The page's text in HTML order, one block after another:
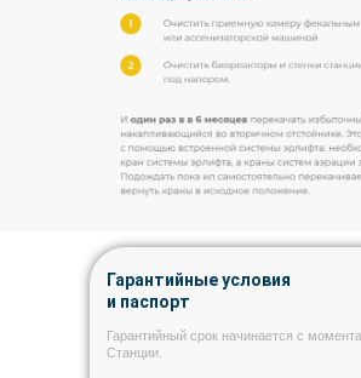
Гарантийные условия
и паспорт
Гарантийный срок начинается с
Станции.